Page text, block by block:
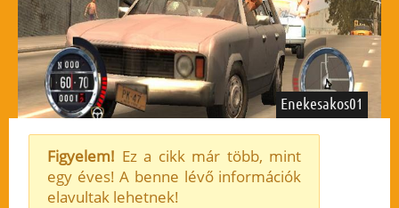
Enekesakos01
Figyelem! Ez a cikk már több, mint
egy éves! A benne lévő információk
elavultak lehetnek!